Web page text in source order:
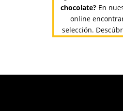
chocolate?En
online
selección.